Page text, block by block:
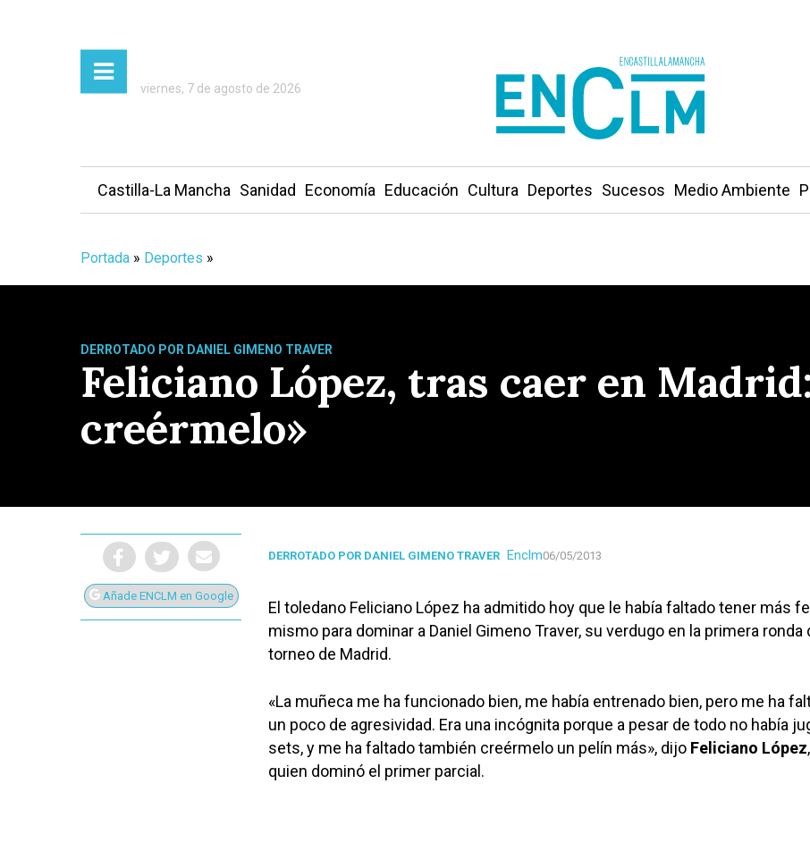
Presiona Intro para buscar o ESC para cerrar
viernes, 7 de agosto de 2026
Castilla-La Mancha Sanidad Economía Educación Cultura Deportes Sucesos Medio Ambiente
Portada » Deportes »
DERROTADO POR DANIEL GIMENO TRAVER
Feliciano López, tras caer en
creérmelo»
Añade ENCLM en Google
DERROTADO POR DANIEL GIMENO TRAVER Enclm06/05/2013
El toledano Feliciano López ha admitido hoy que le había faltado tener más
mismo para dominar a Daniel Gimeno Traver, su verdugo en la primera ronda
torneo de Madrid.
«La muñeca me ha funcionado bien, me había entrenado bien, pero me ha
un poco de agresividad. Era una incógnita porque a pesar de todo no había
sets, y me ha faltado también creérmelo un pelín más», dijo Feliciano López,
quien dominó el primer parcial.